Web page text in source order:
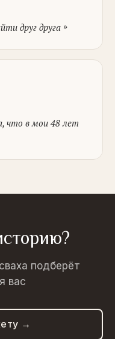
друг друга »
что в мои 48 лет
подберёт
вас
→